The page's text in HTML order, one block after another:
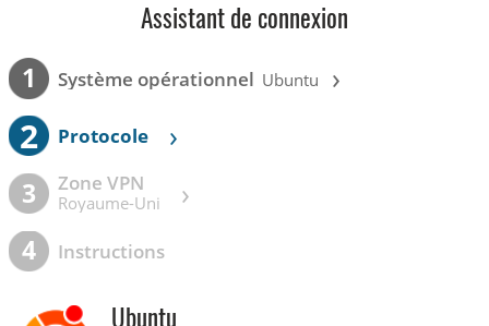
Assistant de connexion
1 Système opérationnel Ubuntu ›
2 Protocole ›
3 Zone VPN
Royaume-Uni ›
4 Instructions
Ubuntu